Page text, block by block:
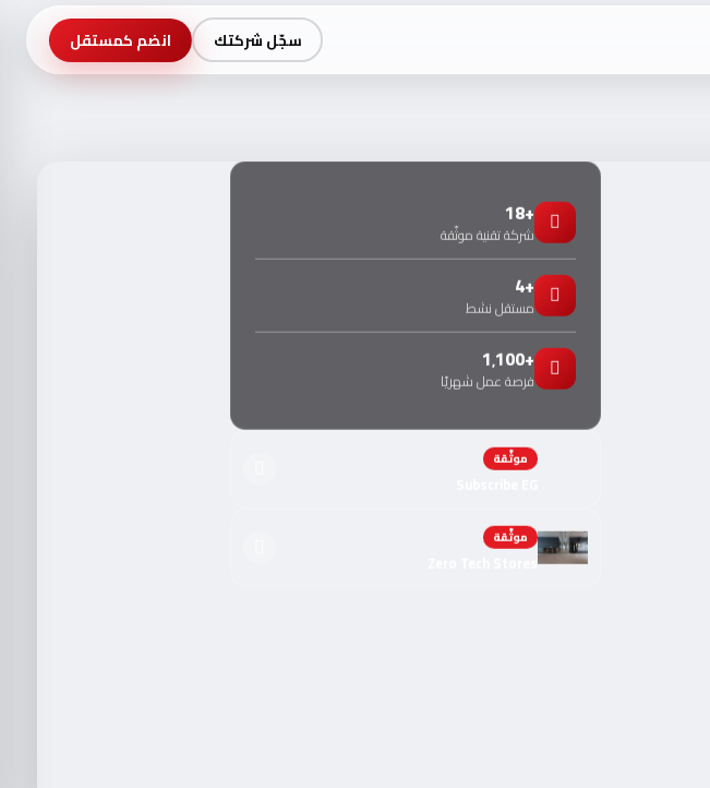
سجّل شركتك انضم كمستقل
+18
شركة تقنية موثّقة
+4
مستقل نشط
+1٬100
فرصة عمل شهريًا
موثّقة
موثّقة